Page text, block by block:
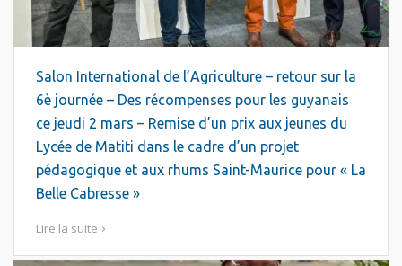
Salon International de l’Agriculture – retour sur la
6è journée – Des récompenses pour les guyanais
ce jeudi 2 mars – Remise d’un prix aux jeunes du
Lycée de Matiti dans le cadre d’un projet
pédagogique et aux rhums Saint-Maurice pour « La
Belle Cabresse »
Lire la suite